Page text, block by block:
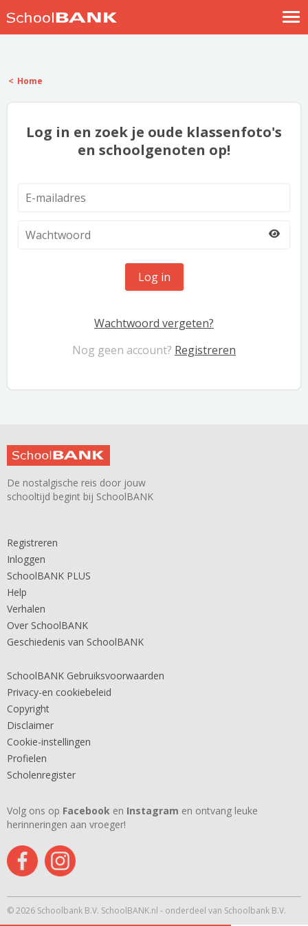
Help
Home
Log in en zoek je oude klassenfoto's
en schoolgenoten op!
Log in
Wachtwoord vergeten?
Nog geen account? Registreren
De nostalgische reis door jouw
schooltijd begint bij SchoolBANK
Registreren
Inloggen
SchoolBANK PLUS
Help
Verhalen
Over SchoolBANK
Geschiedenis van SchoolBANK
SchoolBANK Gebruiksvoorwaarden
Privacy-en cookiebeleid
Copyright
Disclaimer
Cookie-instellingen
Profielen
Scholenregister
Volg ons op Facebook en Instagram en ontvang leuke
herinneringen aan vroeger!
© 2026 Schoolbank B.V. SchoolBANK.nl - onderdeel van Schoolbank B.V.